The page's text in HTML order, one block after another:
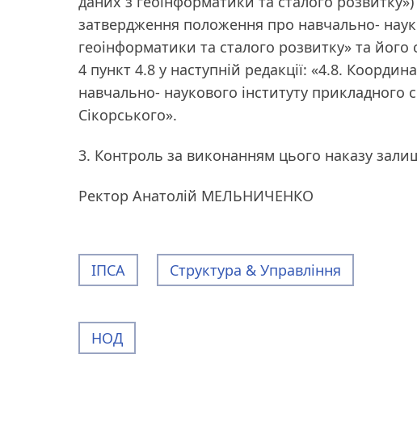
затвердження положення про навчально-
геоінформатики та сталого розвитку» та його
4 пункт 4.8 у наступній редакції: «4.8.
навчально- наукового інституту прикладного
Сікорського».
3. Контроль за виконанням цього наказу
Ректор Анатолій МЕЛЬНИЧЕНКО
ІПСА Структура & Управління
НОД